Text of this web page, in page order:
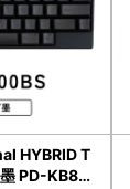
HYBRID T
PD-KB80